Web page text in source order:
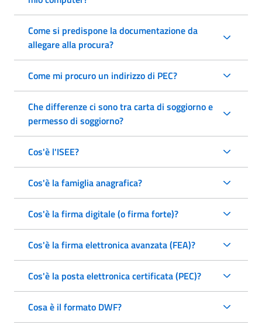
Come si predispone la documentazione da
allegare alla procura?
Come mi procuro un indirizzo di PEC?
Che differenze ci sono tra carta di soggiorno e
permesso di soggiorno?
Cos'è l'ISEE?
Cos'è la famiglia anagrafica?
Cos'è la firma digitale (o firma forte)?
Cos'è la firma elettronica avanzata (FEA)?
Cos'è la posta elettronica certificata (PEC)?
Cosa è il formato DWF?